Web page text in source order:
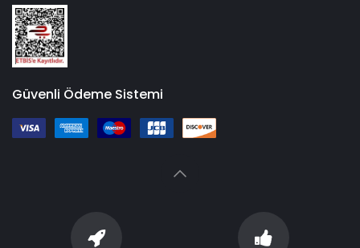
Güvenli Ödeme Sistemi